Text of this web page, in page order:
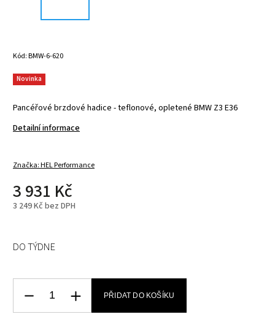
Kód:BMW-6-620
Pancéřové brzdové hadice - teflonové, opletené BMW Z3 E36
Detailní informace
Novinka
Značka:HEL Performance
3 931 Kč
3 249 Kč bez DPH
DO TÝDNE
PŘIDAT DO KOŠÍKU